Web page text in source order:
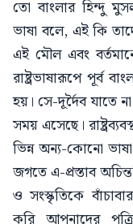
তো বাংলার হিন্দু
ভাষা বলে, এই কি
এই মৌল এবং
রাষ্ট্রভাষারূপে পূর্ব
হয়। সে-দূর্দৈব যাতে
সময় এসেছে।
ভিন্ন অন্য-কোনো ভাষা
জগতে এ-প্রস্তাব
ও সংস্কৃতিকে